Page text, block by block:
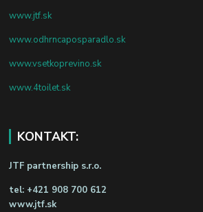
www.jtf.sk
www.odhrncaposparadlo.sk
www.vsetkoprevino.sk
www.4toilet.sk
KONTAKT:
JTF partnership s.r.o.
tel: +421 908 700 612
www.jtf.sk